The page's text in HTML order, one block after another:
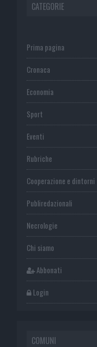
CATEGORIE
Prima pagina
Cronaca
Economia
Sport
Eventi
Rubriche
Cooperazione e dintorni
Publiredazionali
Necrologie
Chi siamo
Abbonati
Login
COMUNI